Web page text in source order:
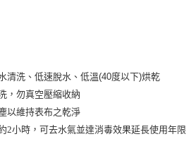
清洗、低速脫水 、低溫(40度以下)烘乾
，勿真空壓縮收納
以維持表布之乾淨
2小時，可去水氣並達消毒效果延長使用年限